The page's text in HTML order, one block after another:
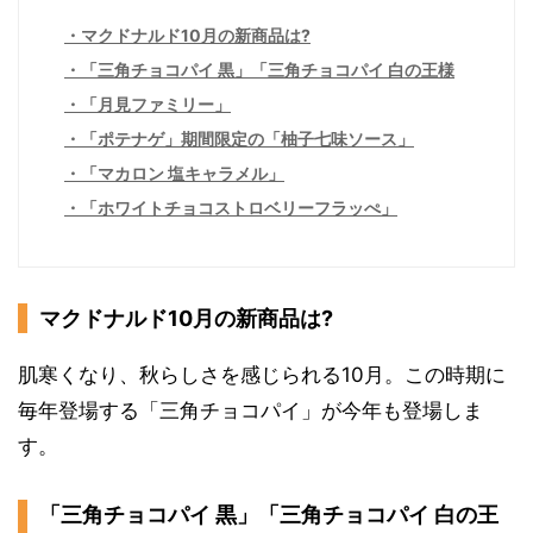
マクドナルド10月の新商品は?
「三角チョコパイ 黒」「三角チョコパイ 白の王様
「月見ファミリー」
「ポテナゲ」期間限定の「柚子七味ソース」
「マカロン 塩キャラメル」
「ホワイトチョコストロベリーフラッぺ」
マクドナルド10月の新商品は?
肌寒くなり、秋らしさを感じられる10月。この時期に
毎年登場する「三角チョコパイ」が今年も登場しま
す。
「三角チョコパイ 黒」「三角チョコパイ 白の王